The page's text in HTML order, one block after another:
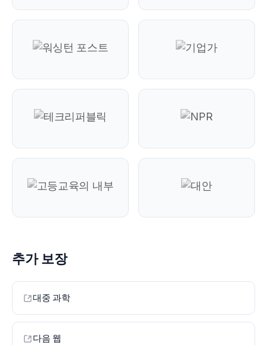
추가 보장
대중 과학
다음 웹